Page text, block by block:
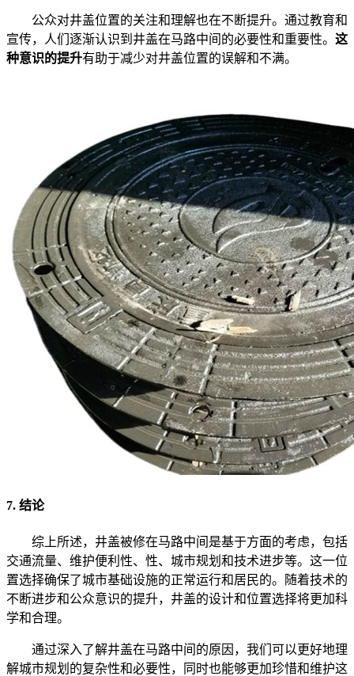
公众对井盖位置的关注和理解也在不断提升。通过教育和
宣传，人们逐渐认识到井盖在马路中间的必要性和重要性。 这
种意识的提升有助于减少对井盖位置的误解和不满。
7. 结论
综上所述，井盖被修在马路中间是基于方面的考虑，包括
交通流量、维护便利性、性、城市规划和技术进步等。这一位
置选择确保了城市基础设施的正常运行和居民的。随着技术的
不断进步和公众意识的提升，井盖的设计和位置选择将更加科
学和合理。
通过深入了解井盖在马路中间的原因，我们可以更好地理
解城市规划的复杂性和必要性，同时也能够更加珍惜和维护这